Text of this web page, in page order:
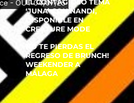
EL CONTAGIOSO TEMA
‘JUNA’ CON NANDI,
DISPONIBLE EN
CREATURE MODE
NO TE PIERDAS EL
REGRESO DE BRUNCH!
WEEKENDER A
MÁLAGA